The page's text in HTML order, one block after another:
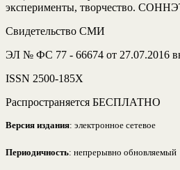
эксперименты, творчество.
Свидетельство СМИ
ЭЛ № ФС 77 - 66674 от
ISSN 2500-185Х
Распространяется БЕСПЛАТНО
Версия издания: электронное сетевое
Периодичность: непрерывно обновляемый